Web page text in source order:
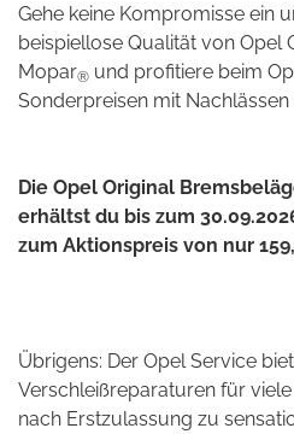
Gehe keine Kompromisse ein
beispiellose Qualität von Opel
Mopar® und profitiere beim
Sonderpreisen mit Nachlässen
Die Opel Original
erhältst du bis zum
zum Aktionspreis von nur
Übrigens: Der Opel Service
Verschleißreparaturen für
nach Erstzulassung zu